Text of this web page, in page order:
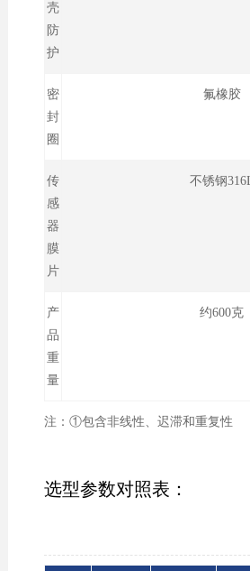
壳
防
护
密
封
圈
氟橡胶
传
感
器
膜
片
不锈钢
产
品
重
量
约600克
注：①包含非线性、迟滞和重复性
选型参数对照表：